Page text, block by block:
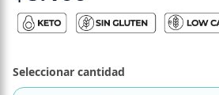
Seleccionar cantidad